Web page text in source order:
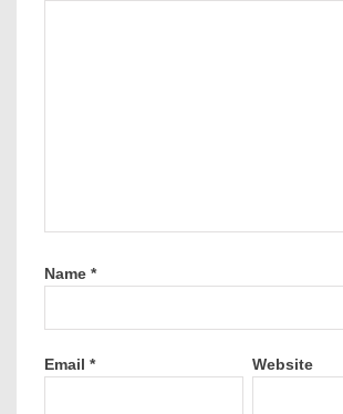
Name *
Email * Website